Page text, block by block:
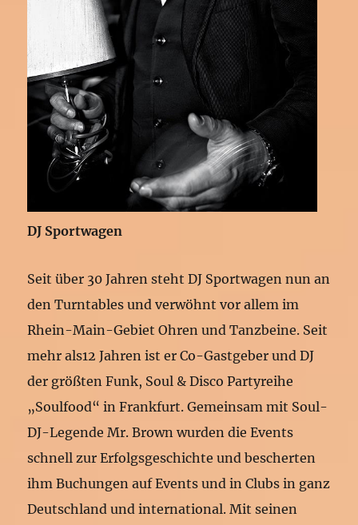
DJ Sportwagen
Seit über 30 Jahren steht DJ Sportwagen nun an
den Turntables und verwöhnt vor allem im
Rhein-Main-Gebiet Ohren und Tanzbeine. Seit
mehr als12 Jahren ist er Co-Gastgeber und DJ
der größten Funk, Soul & Disco Partyreihe
„Soulfood“ in Frankfurt. Gemeinsam mit Soul-
DJ-Legende Mr. Brown wurden die Events
schnell zur Erfolgsgeschichte und bescherten
ihm Buchungen auf Events und in Clubs in ganz
Deutschland und international. Mit seinen